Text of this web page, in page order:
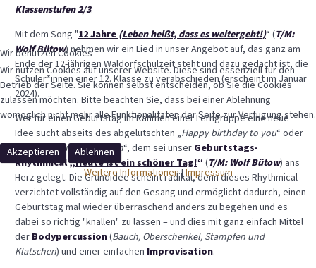
Klassenstufen 2/3.
Mit dem Song "12 Jahre (Leben heißt, dass es weitergeht!)“ (T/M:
Wolf Bütow) nehmen wir ein Lied in unser Angebot auf, das ganz am
Ende der 12-jährigen Waldorfschulzeit steht und dazu gedacht ist, die
Schüler*innen einer 12. Klasse zu verabschieden (erscheint im Januar
2024).
Wer für einen Geburtstag im Rahmen einer Lerngruppe eine neue
Idee sucht abseits des abgelutschten „Happy birthday to you“ oder
„Viel Glück und viel Segen“, dem sei unser Geburtstags-
Rhythmical „Heute ist ein schöner Tag!“ (T/M: Wolf Bütow) ans
Herz gelegt. Die Grundidee scheint radikal, denn dieses Rhythmical
verzichtet vollständig auf den Gesang und ermöglicht dadurch, einen
Geburtstag mal wieder überraschend anders zu begehen und es
dabei so richtig "knallen" zu lassen – und dies mit ganz einfach Mittel
der Bodypercussion(Bauch, Oberschenkel, Stampfen und
Klatschen) und einer einfachen Improvisation.
Wir benutzen Cookies
Wir nutzen Cookies auf unserer Website. Diese sind essenziell für den
Betrieb der Seite. Sie können selbst entscheiden, ob Sie die Cookies
zulassen möchten. Bitte beachten Sie, dass bei einer Ablehnung
womöglich nicht mehr alle Funktionalitäten der Seite zur Verfügung stehen.
Akzeptieren
Ablehnen
Weitere Informationen|Impressum